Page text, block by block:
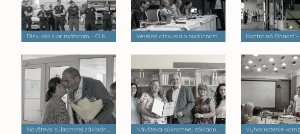
Diskusia s primátorom – O bezpečnosti a verejnom poriadku Verejná diskusia o budúcnosti mestských častí
Návšteva súkromnej základnej školy Dobrá škola n.o. Návšteva súkromnej základnej školy Palackého